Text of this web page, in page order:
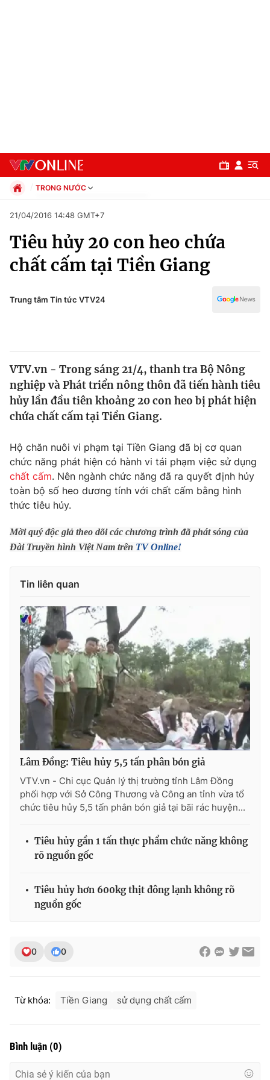
Chuyên mục
Chính trị
Xã hội
Y tế
Thế giới
Thế giới đó đây
Câu chuyện quốc tế
Kinh tế
Tài chính
Thị trường
Dữ liệu và đời sống
Phim VTV
Nhân vật
Khán giả
Giải sao mai
Giải trí
Điện ảnh
Sao
Đời sống
Du lịch
Làm đẹp
Chất lượng cuộc sống
Giáo dục
Tuyển sinh
Học trực tuyến
Công nghệ
Hitech Công nghệ tương lai
Sản phẩm
Thị trường
Tư vấn
Giao lưu trực tuyến
Lịch phát sóng
Emagazine Podcast
VTV Money VTV Thể thao
VTV4 Vươn mình bằng AI
VTV9
Liên hệ tòa soạn
TRONG NƯỚC
Xã hội
Pháp luật
Kinh tế
Thể thao
Văn hóa - Giải trí
Giáo dục
21/04/2016 14:48 GMT+7
Tiêu hủy 20 con heo chứa
chất cấm tại Tiền Giang
Trung tâm Tin tức VTV24
VTV.vn - Trong sáng 21/4, thanh tra Bộ Nông
nghiệp và Phát triển nông thôn đã tiến hành tiêu
hủy lần đầu tiên khoảng 20 con heo bị phát hiện
chứa chất cấm tại Tiền Giang.
Hộ chăn nuôi vi phạm tại Tiền Giang đã bị cơ quan
chức năng phát hiện có hành vi tái phạm việc sử dụng
chất cấm. Nên ngành chức năng đã ra quyết định hủy
toàn bộ số heo dương tính với chất cấm bằng hình
thức tiêu hủy.
Mời quý độc giả theo dõi các chương trình đã phát sóng của
Đài Truyền hình Việt Nam trên TV Online!
Tin liên quan
Lâm Đồng: Tiêu hủy 5,5 tấn phân bón giả
VTV.vn - Chi cục Quản lý thị trường tỉnh Lâm Đồng
phối hợp với Sở Công Thương và Công an tỉnh vừa tổ
chức tiêu hủy 5,5 tấn phân bón giả tại bãi rác huyện...
Tiêu hủy gần 1 tấn thực phẩm chức năng không
rõ nguồn gốc
Tiêu hủy hơn 600kg thịt đông lạnh không rõ
nguồn gốc
0 0
Từ khóa: Tiền Giang sử dụng chất cấm
Bình luận (0)